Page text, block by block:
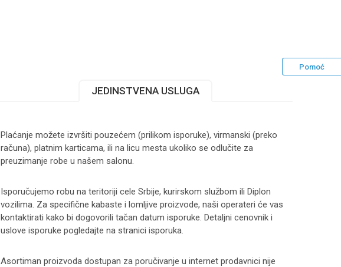
Pomoć
JEDINSTVENA USLUGA
Plaćanje možete izvršiti pouzećem (prilikom isporuke), virmanski (preko
računa), platnim karticama, ili na licu mesta ukoliko se odlučite za
preuzimanje robe u našem salonu.
Isporučujemo robu na teritoriji cele Srbije, kurirskom službom ili Diplon
vozilima. Za specifične kabaste i lomljive proizvode, naši operateri će vas
kontaktirati kako bi dogovorili tačan datum isporuke. Detaljni cenovnik i
uslove isporuke pogledajte na straniciisporuka.
Asortiman proizvoda dostupan za poručivanje u internet prodavnici nije